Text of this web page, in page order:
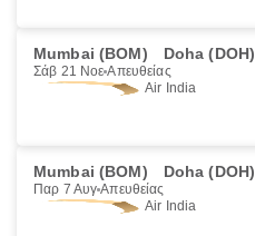
Mumbai (BOM) Doha (DOH)
Σάβ 21 Νοε Απευθείας
Air India
Mumbai (BOM) Doha (DOH)
Παρ 7 Αυγ Απευθείας
Air India